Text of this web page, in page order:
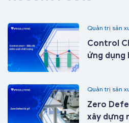
Quản trị sản
Control
ứng dụng
Quản trị sản
Zero
xây dựng